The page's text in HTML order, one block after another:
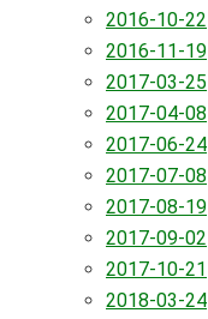
2016-10-22
2016-11-19
2017-03-25
2017-04-08
2017-06-24
2017-07-08
2017-08-19
2017-09-02
2017-10-21
2018-03-24